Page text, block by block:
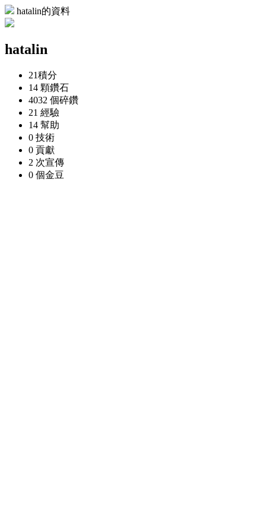
hatalin的資料
hatalin
21積分
14 顆鑽石
4032 個碎鑽
21 經驗
14 幫助
0 技術
0 貢獻
2 次宣傳
0 個金豆